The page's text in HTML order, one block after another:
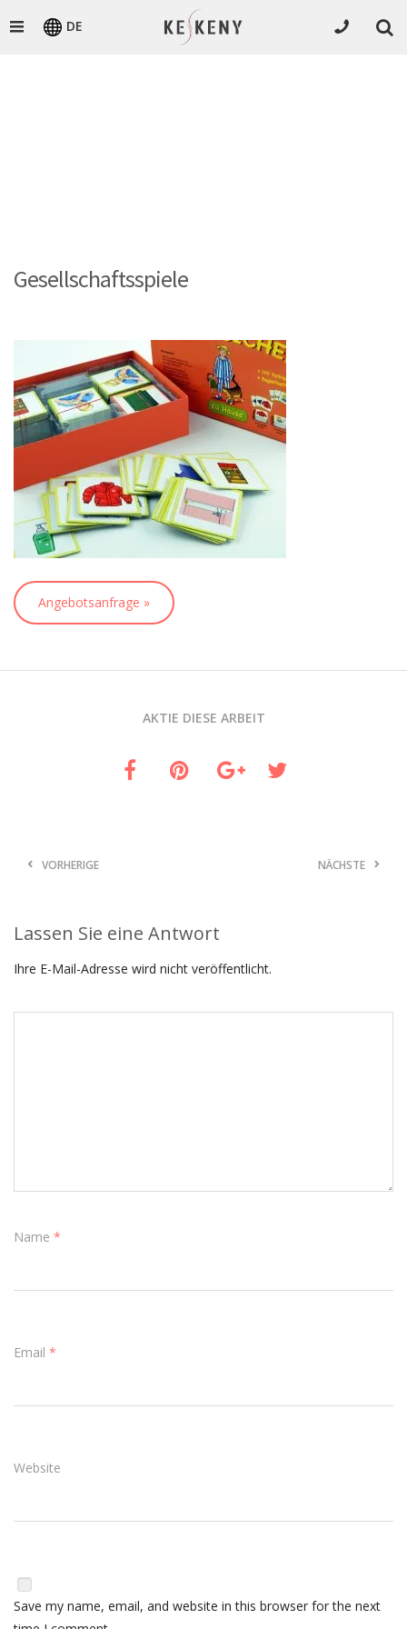
DE
Gesellschaftsspiele
Angebotsanfrage »
AKTIE DIESE ARBEIT
VORHERIGE NÄCHSTE
Lassen Sie eine Antwort
Ihre E-Mail-Adresse wird nicht veröffentlicht.
Name *
Email *
Website
Save my name, email, and website in this browser for the next